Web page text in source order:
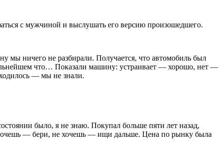
с мужчиной и выслушать его версию произошедшего.
ничего не разбирали. Получается, что автомобиль был
что… Показали машину: устраивает — хорошо, нет —
— мы не знали.
было, я не знаю. Покупал больше пяти лет назад,
— бери, не хочешь — ищи дальше. Цена по рынку была